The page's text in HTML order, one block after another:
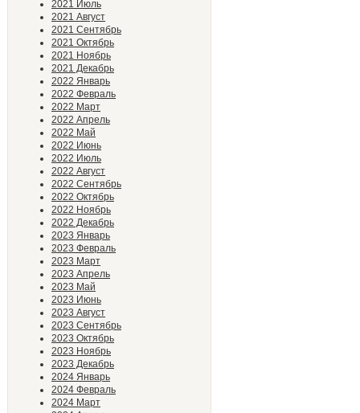
2021 Июль
2021 Август
2021 Сентябрь
2021 Октябрь
2021 Ноябрь
2021 Декабрь
2022 Январь
2022 Февраль
2022 Март
2022 Апрель
2022 Май
2022 Июнь
2022 Июль
2022 Август
2022 Сентябрь
2022 Октябрь
2022 Ноябрь
2022 Декабрь
2023 Январь
2023 Февраль
2023 Март
2023 Апрель
2023 Май
2023 Июнь
2023 Август
2023 Сентябрь
2023 Октябрь
2023 Ноябрь
2023 Декабрь
2024 Январь
2024 Февраль
2024 Март